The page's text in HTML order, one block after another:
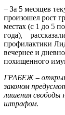
– За 5 месяцев
произошел рост
местах (с 1 до 5
года), –
профилактики
вечернее и
похищенного
ГРАБЕЖ –
законом
лишения свободы
штрафом.